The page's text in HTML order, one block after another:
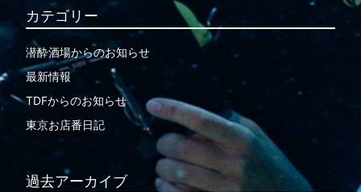
カテゴリー
潜酔酒場からのお知らせ
最新情報
TDFからのお知らせ
東京お店番日記
過去アーカイブ